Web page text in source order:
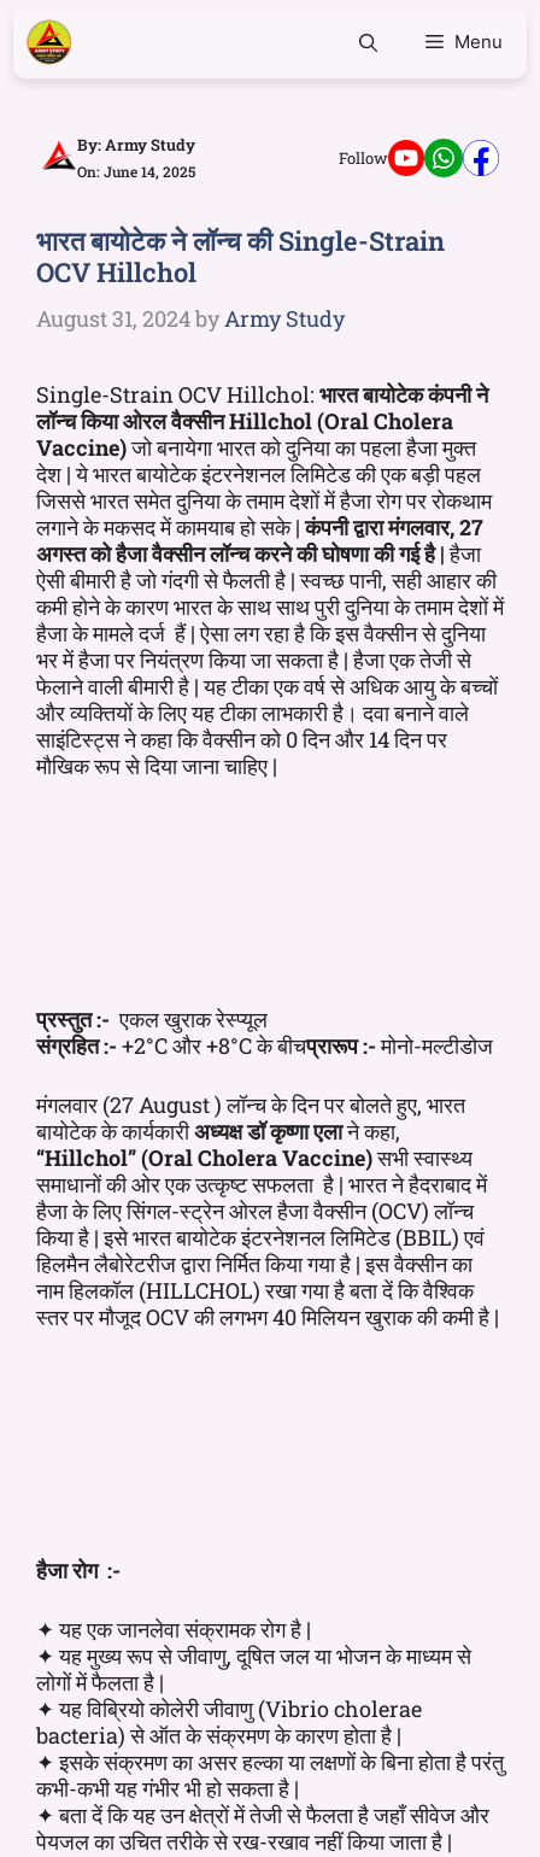
Menu
By:Army Study
On: June 14, 2025
Follow
भारत बायोटेक ने लॉन्च की Single-Strain
OCV Hillchol
August 31, 2024byArmy Study
Single-Strain OCV Hillchol: भारत बायोटेक कंपनी ने
लॉन्च किया ओरल वैक्सीन Hillchol (Oral Cholera
Vaccine)जो बनायेगा भारत को दुनिया का पहला हैजा मुक्त
देश | ये भारत बायोटेक इंटरनेशनल लिमिटेड की एक बड़ी पहल
जिससे भारत समेत दुनिया के तमाम देशों में हैजा रोग पर रोकथाम
लगाने के मकसद में कामयाब हो सके |कंपनी द्वारा मंगलवार, 27
अगस्त को हैजा वैक्सीन लॉन्च करने की घोषणा की गई है |हैजा
ऐसी बीमारी है जो गंदगी से फैलती है | स्वच्छ पानी, सही आहार की
कमी होने के कारण भारत के साथ साथ पुरी दुनिया के तमाम देशों में
हैजा के मामले दर्ज हैं | ऐसा लग रहा है कि इस वैक्सीन से दुनिया
भर में हैजा पर नियंत्रण किया जा सकता है | हैजा एक तेजी से
फेलाने वाली बीमारी है | यह टीका एक वर्ष से अधिक आयु के बच्चों
और व्यक्तियों के लिए यह टीका लाभकारी है। दवा बनाने वाले
साइंटिस्ट्स ने कहा कि वैक्सीन को 0 दिन और 14 दिन पर
मौखिक रूप से दिया जाना चाहिए |
प्रस्तुत :- एकल खुराक रेस्प्यूल
संग्रहित :-+2°C और +8°C के बीचप्रारूप :-मोनो-मल्टीडोज
मंगलवार (27 August ) लॉन्च के दिन पर बोलते हुए, भारत
बायोटेक के कार्यकारीअध्यक्ष डॉ कृष्णा एलाने कहा,
“Hillchol” (Oral Cholera Vaccine)सभी स्वास्थ्य
समाधानों की ओर एक उत्कृष्ट सफलता है | भारत ने हैदराबाद में
हैजा के लिए सिंगल-स्ट्रेन ओरल हैजा वैक्सीन (OCV) लॉन्च
किया है | इसे भारत बायोटेक इंटरनेशनल लिमिटेड (BBIL) एवं
हिलमैन लैबोरेटरीज द्वारा निर्मित किया गया है | इस वैक्सीन का
नाम हिलकॉल (HILLCHOL) रखा गया है बता दें कि वैश्विक
स्तर पर मौजूद OCV की लगभग 40 मिलियन खुराक की कमी है |
हैजा रोग :-
✦ यह एक जानलेवा संक्रामक रोग है |
✦ यह मुख्य रूप से जीवाणु, दूषित जल या भोजन के माध्यम से
लोगों में फैलता है |
✦ यह विब्रियो कोलेरी जीवाणु (Vibrio cholerae
bacteria) से ऑत के संक्रमण के कारण होता है |
✦ इसके संक्रमण का असर हल्का या लक्षणों के बिना होता है परंतु
कभी-कभी यह गंभीर भी हो सकता है |
✦ बता दें कि यह उन क्षेत्रों में तेजी से फैलता है जहाँ सीवेज और
पेयजल का उचित तरीके से रख-रखाव नहीं किया जाता है |